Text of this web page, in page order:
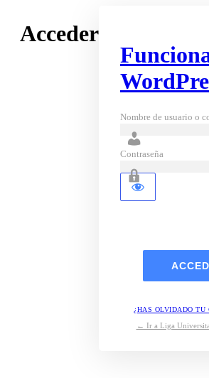
Acceder
Nombre de usuario o
Contraseña
¿HAS OLVIDADO TU
← Ir a Liga